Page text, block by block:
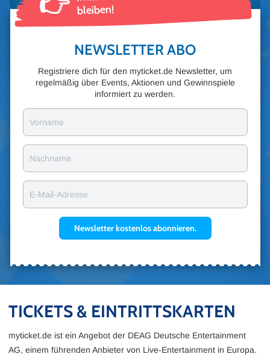
bleiben!
NEWSLETTER ABO
Registriere dich für den myticket.de Newsletter, um
regelmäßig über Events, Aktionen und Gewinnspiele
informiert zu werden.
Vorname
Nachname
E-Mail-Adresse
Newsletter kostenlos abonnieren.
TICKETS & EINTRITTSKARTEN
myticket.de ist ein Angebot der DEAG Deutsche Entertainment
AG, einem führenden Anbieter von Live-Entertainment in Europa.